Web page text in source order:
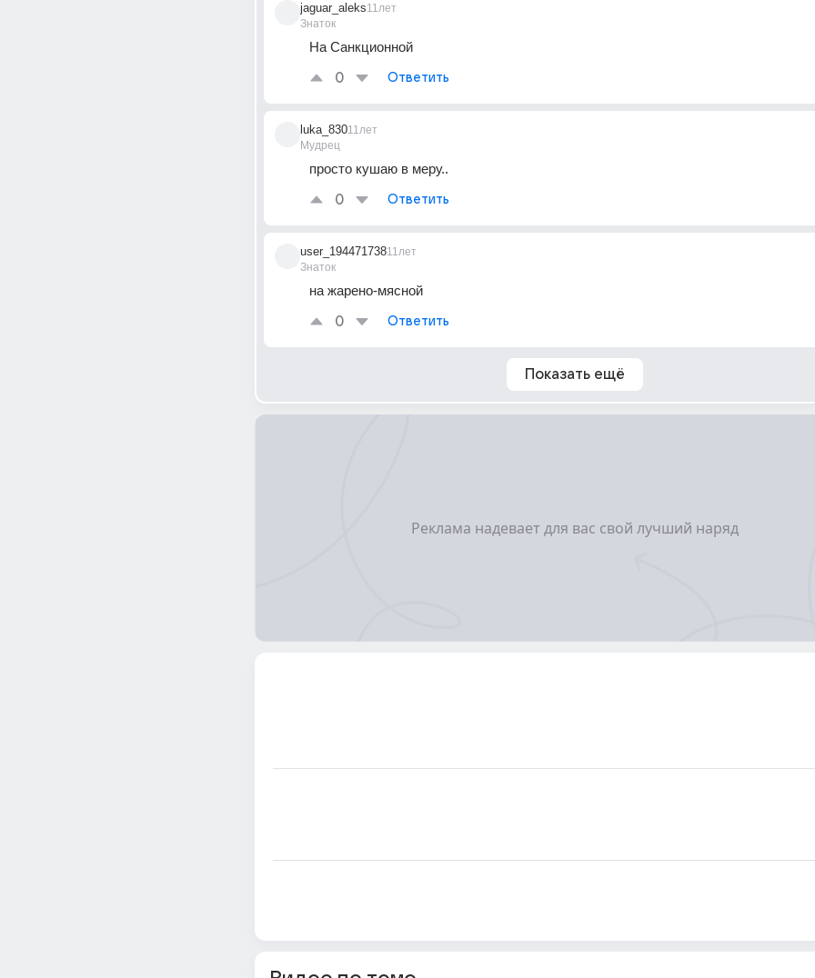
jaguar_aleks
Знаток
11лет
На Санкционной
0 Ответить
luka_830
Мудрец
11лет
просто кушаю в меру..
0 Ответить
user_194471738
Знаток
11лет
на жарено-мясной
0 Ответить
Показать ещё